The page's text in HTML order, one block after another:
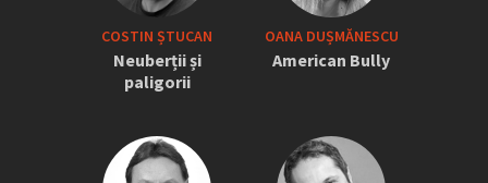
COSTIN ȘTUCAN
Neuberții și
paligorii
OANA DUȘMĂNESCU
American Bully